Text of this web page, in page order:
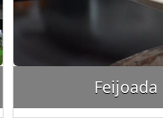
Feijoada